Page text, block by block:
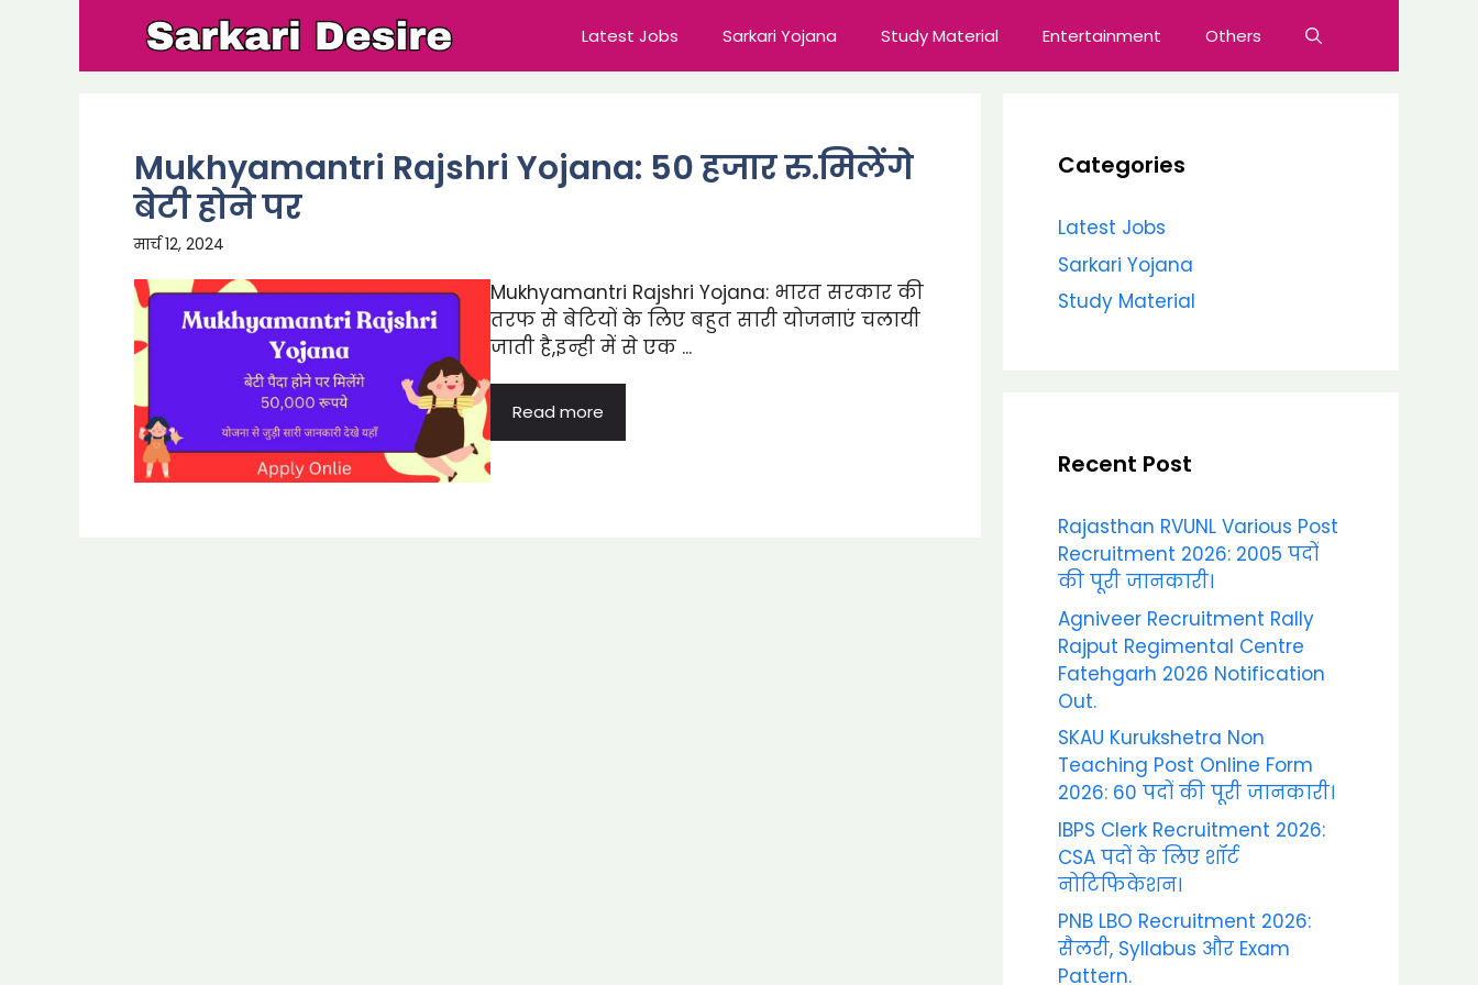
Latest Jobs Sarkari Yojana Study Material Entertainment Others
Mukhyamantri Rajshri Yojana: 50 हजार रु.मिलेंगे
बेटी होने पर
मार्च 12, 2024
Mukhyamantri Rajshri Yojana: भारत सरकार की
तरफ से बेटियों के लिए बहुत सारी योजनाएं चलायी
जाती है,इन्ही में से एक ...
Read more
Categories
Latest Jobs
Sarkari Yojana
Study Material
Recent Post
Rajasthan RVUNL Various Post
Recruitment 2026: 2005 पदों
की पूरी जानकारी।
Agniveer Recruitment Rally
Rajput Regimental Centre
Fatehgarh 2026 Notification
Out.
SKAU Kurukshetra Non
Teaching Post Online Form
2026: 60 पदों की पूरी जानकारी।
IBPS Clerk Recruitment 2026:
CSA पदों के लिए शॉर्ट
नोटिफिकेशन।
PNB LBO Recruitment 2026:
सैलरी, Syllabus और Exam
Pattern.